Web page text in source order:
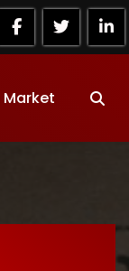
Market